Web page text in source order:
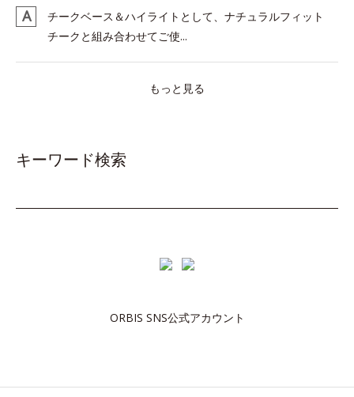
チークベース＆ハイライトとして、ナチュラルフィット
チークと組み合わせてご使...
もっと見る
キーワード検索
ORBIS SNS公式アカウント